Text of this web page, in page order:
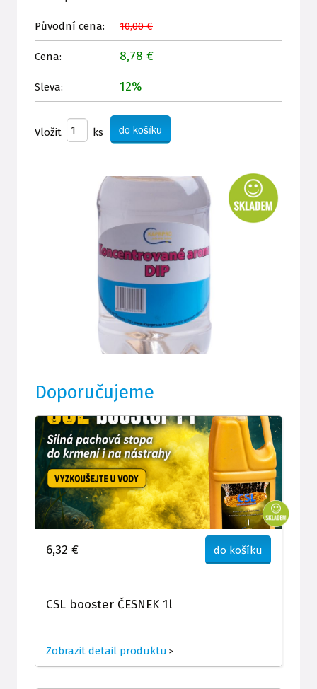
Původní cena: 10,00 €
Cena: 8,78 €
Sleva: 12%
Vložit ks
Doporučujeme
6,32 € do košíku
CSL booster ČESNEK 1l
Zobrazit detail produktu >